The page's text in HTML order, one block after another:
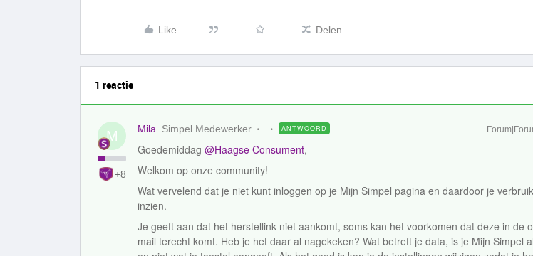
Like Delen
1 reactie
M
+8
Mila Simpel Medewerker ANTWOORD
Goedemiddag @Haagse Consument,
Welkom op onze community!
Wat vervelend dat je niet kunt inloggen op je Mijn Simpel pagina en daardoor je
inzien.
Je geeft aan dat het herstellink niet aankomt, soms kan het voorkomen dat deze in de
mail terecht komt. Heb je het daar al nagekeken? Wat betreft je data, is je Mijn Simpel